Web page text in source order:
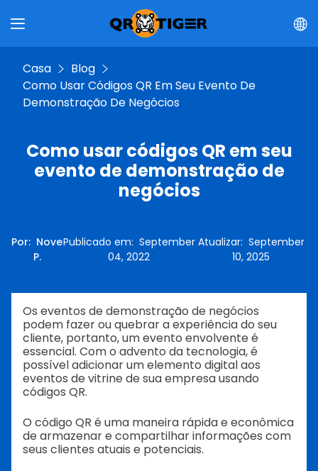
Casa
Blog
Como Usar Códigos QR Em Seu Evento De
Demonstração De Negócios
Como usar códigos QR em seu
evento de demonstração de
negócios
Por: Nove
P.
Publicado em: September
04, 2022
Atualizar: September
10, 2025
Os eventos de demonstração de negócios
podem fazer ou quebrar a experiência do seu
cliente, portanto, um evento envolvente é
essencial. Com o advento da tecnologia, é
possível adicionar um elemento digital aos
eventos de vitrine de sua empresa usando
códigos QR.
O código QR é uma maneira rápida e econômica
de armazenar e compartilhar informações com
seus clientes atuais e potenciais.